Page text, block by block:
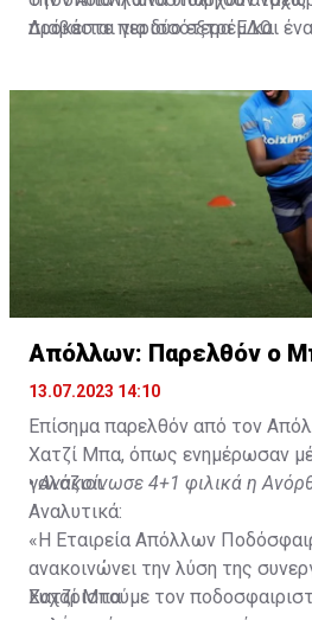
πρόκειται για δύο εξτρέμ και
Διαβάστε περισσότεραΕΔΩ.
Απόλλων: Παρελθόν ο
13.07.2023 14:10
Επίσημα παρελθόν από τον
Χατζί Μπα, όπως ενημέρωσαν
γαλάζιοι.
•Ανακοίνωσε 4+1 φιλικά η
Αναλυτικά:
«Η Εταιρεία Απόλλων
ανακοινώνει την λύση της
Χατζί Μπα.
Ευχαριστούμε τον